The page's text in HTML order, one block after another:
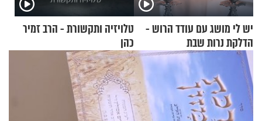
יש לי מושג עם עודד הרוש -
הדלקת נרות שבת
טלויזיה ותקשורת - הרב זמיר
כהן